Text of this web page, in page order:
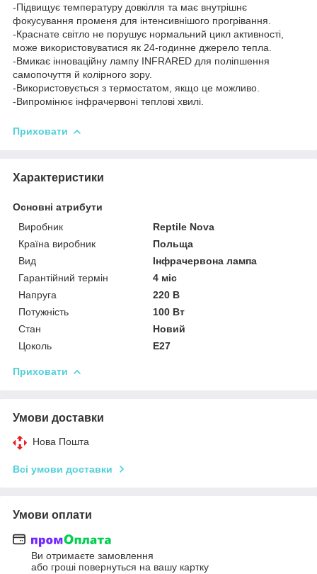
-Підвищує температуру довкілля та має внутрішнє
фокусування променя для інтенсивнішого прогрівання.
-Краснате світло не порушує нормальний цикл активності,
може використовуватися як 24-годинне джерело тепла.
-Вмикає інноваційну лампу INFRARED для поліпшення
самопочуття й колірного зору.
-Використовується з термостатом, якщо це можливо.
-Випромінює інфрачервоні теплові хвилі.
Приховати
Характеристики
Основні атрибути
Виробник
Reptile Nova
Країна виробник
Польща
Вид
Інфрачервона лампа
Гарантійний термін
4 міс
Напруга
220 В
Потужність
100 Вт
Стан
Новий
Цоколь
E27
Приховати
Умови доставки
Нова Пошта
Всі умови доставки
Умови оплати
Ви отримаєте замовлення
або гроші повернуться на вашу картку